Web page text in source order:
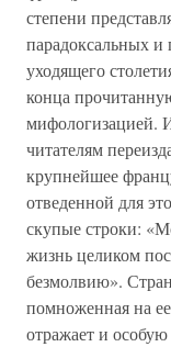
степени
парадоксальных
уходящего
конца
мифологизацией.
читателям
крупнейшее
отведенной для
скупые строки:
жизнь целиком
безмолвию».
помноженная на
отражает и